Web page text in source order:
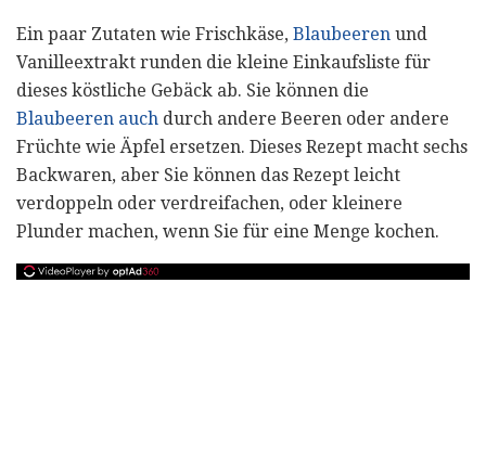
Ein paar Zutaten wie Frischkäse, Blaubeeren und
Vanilleextrakt runden die kleine Einkaufsliste für
dieses köstliche Gebäck ab. Sie können die
Blaubeeren auch durch andere Beeren oder andere
Früchte wie Äpfel ersetzen. Dieses Rezept macht sechs
Backwaren, aber Sie können das Rezept leicht
verdoppeln oder verdreifachen, oder kleinere
Plunder machen, wenn Sie für eine Menge kochen.